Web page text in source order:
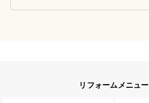
リフォームメニュー